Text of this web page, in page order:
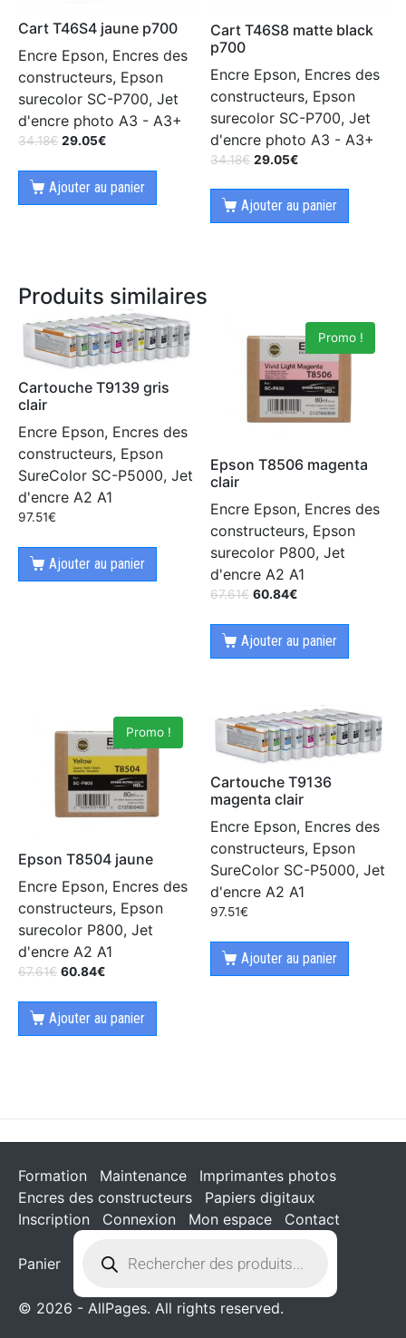
Cart T46S4 jaune p700
Encre Epson, Encres des
constructeurs, Epson
surecolor SC-P700, Jet
d'encre photo A3 - A3+
34.18€ 29.05€
Ajouter au panier
Cart T46S8 matte black
p700
Encre Epson, Encres des
constructeurs, Epson
surecolor SC-P700, Jet
d'encre photo A3 - A3+
34.18€ 29.05€
Ajouter au panier
Produits similaires
Cartouche T9139 gris
clair
Encre Epson, Encres des
constructeurs, Epson
SureColor SC-P5000, Jet
d'encre A2 A1
97.51€
Ajouter au panier
Promo !
Epson T8506 magenta
clair
Encre Epson, Encres des
constructeurs, Epson
surecolor P800, Jet
d'encre A2 A1
67.61€ 60.84€
Ajouter au panier
Promo !
Epson T8504 jaune
Encre Epson, Encres des
constructeurs, Epson
surecolor P800, Jet
d'encre A2 A1
67.61€ 60.84€
Ajouter au panier
Cartouche T9136
magenta clair
Encre Epson, Encres des
constructeurs, Epson
SureColor SC-P5000, Jet
d'encre A2 A1
97.51€
Ajouter au panier
Formation Maintenance
Imprimantes photos
Encres des constructeurs
Papiers digitaux
Inscription
Connexion Mon espace Contact
Panier
© 2026 - AllPages. All rights reserved.